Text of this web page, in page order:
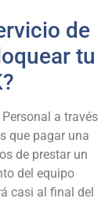
de
tu
a través
que pagar una
de prestar un
del equipo
casi al final del